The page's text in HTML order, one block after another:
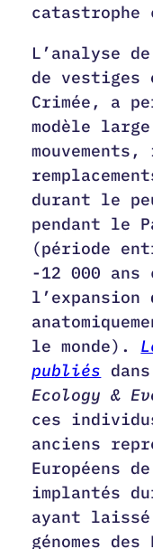
catastrophe
L’analyse
de vestiges
Crimée, a
modèle
durant le
pendant le
(période
-12 000
l’expansion
le monde).
publiés
Ecology &
ces
anciens
Européens
implantés
ayant
génomes